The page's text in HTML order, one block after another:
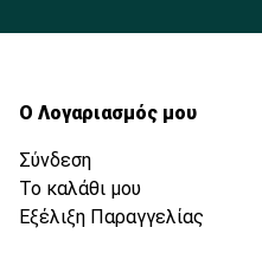
Ο Λογαριασμός μου
Σύνδεση
Το καλάθι μου
Εξέλιξη Παραγγελίας